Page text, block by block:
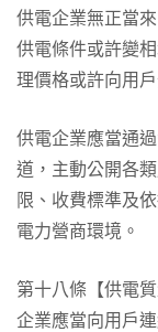
供電企業無正當
供電條件或許變
理價格或許向用
供電企業應當通
道，主動公開各
限、收費標準及
電力營商環境。
第十八條【供電
企業應當向用戶